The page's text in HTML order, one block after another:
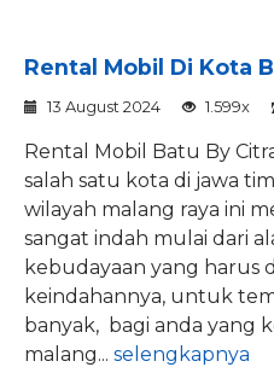
Rental Mobil Di Kota
13 August 2024 1.599x
Rental Mobil Batu By
salah satu kota di jawa
wilayah malang raya ini
sangat indah mulai dari
kebudayaan yang harus
keindahannya, untuk
banyak, bagi anda yang
malang... selengkapnya